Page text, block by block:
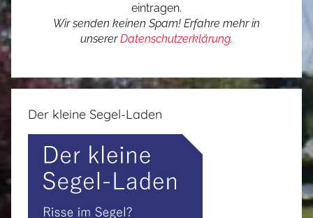
eintragen.
Wir senden keinen Spam! Erfahre mehr in
unsererDatenschutzerklärung.
Der kleine Segel-Laden